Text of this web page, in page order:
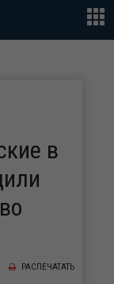
в
РАСПЕЧАТАТЬ